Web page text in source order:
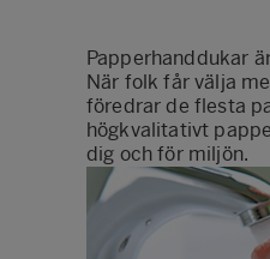
Papperhanddukar
När folk får välja
föredrar de flesta
högkvalitativt
dig och för miljön.